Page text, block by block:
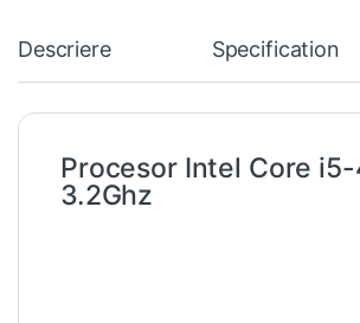
Descriere Specification
Procesor Intel Core
3.2Ghz